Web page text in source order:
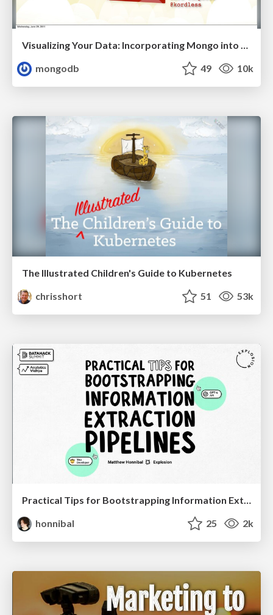
Visualizing Your Data: Incorporating Mongo into Loggly Infrastructure
mongodb
49 10k
The Illustrated Children's Guide to Kubernetes
chrisshort
51 53k
Practical Tips for Bootstrapping Information Extraction Pipelines
honnibal
25 2k